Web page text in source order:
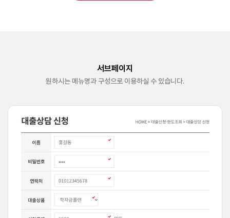
서브페이지
원하시는 메뉴명과 구성으로 이용하실 수 있습니다.